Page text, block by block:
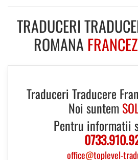
TRADUCERI
ROMANA
Traduceri Traducere
Noi suntem
Pentru informatii
office@toplevel-